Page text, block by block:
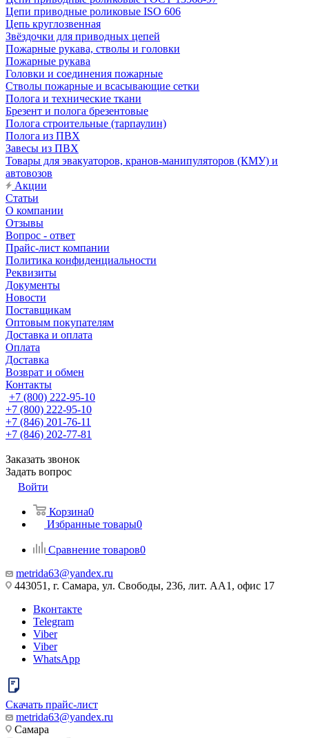
Цепи приводные роликовые ISO 606
Цепь круглозвенная
Звёздочки для приводных цепей
Пожарные рукава, стволы и головки
Пожарные рукава
Головки и соединения пожарные
Стволы пожарные и всасывающие сетки
Полога и технические ткани
Брезент и полога брезентовые
Полога строительные (тарпаулин)
Полога из ПВХ
Завесы из ПВХ
Товары для эвакуаторов, кранов-манипуляторов (КМУ) и
автовозов
Акции
Статьи
О компании
Отзывы
Вопрос - ответ
Прайс-лист компании
Политика конфиденциальности
Реквизиты
Документы
Новости
Поставщикам
Оптовым покупателям
Доставка и оплата
Оплата
Доставка
Возврат и обмен
Контакты
+7 (800) 222-95-10
+7 (800) 222-95-10
+7 (846) 201-76-11
+7 (846) 202-77-81
Заказать звонок
Задать вопрос
Войти
Корзина0
Избранные товары0
Сравнение товаров0
metrida63@yandex.ru
443051, г. Самара, ул. Свободы, 236, лит. АА1, офис 17
Вконтакте
Telegram
Viber
Viber
WhatsApp
Скачать прайс-лист
metrida63@yandex.ru
Самара